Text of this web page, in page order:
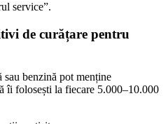
service”.
de curățare pentru
benzină pot menține
îi folosești la fiecare 5.000–10.000